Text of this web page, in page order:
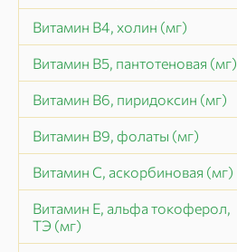
Витамин В4, холин (мг)
Витамин В5, пантотеновая (мг)
Витамин В6, пиридоксин (мг)
Витамин В9, фолаты (мг)
Витамин C, аскорбиновая (мг)
Витамин Е, альфа токоферол,
ТЭ (мг)